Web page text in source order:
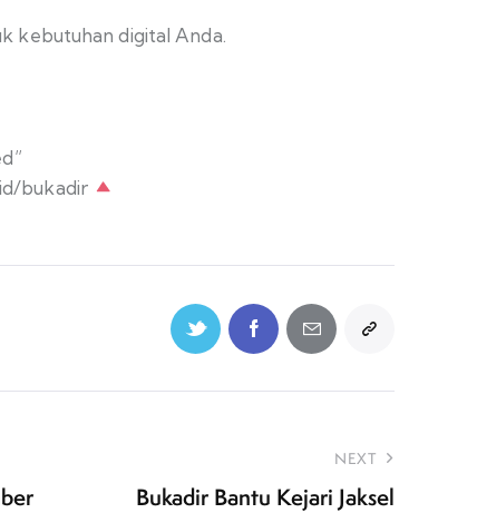
kebutuhan digital Anda.
bukadir
NEXT
Bukadir Bantu Kejari Jaksel